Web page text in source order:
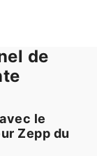
de
le
Zepp du